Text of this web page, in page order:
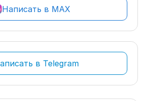
Написать в MAX
в Telegram